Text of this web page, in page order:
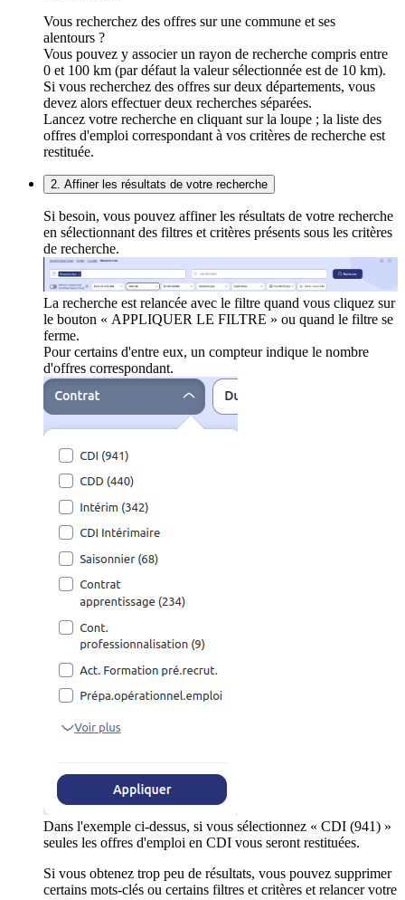
Vous recherchez des offres sur une commune et ses
alentours ?
Vous pouvez y associer un rayon de recherche compris entre
0 et 100 km (par défaut la valeur sélectionnée est de 10 km).
Si vous recherchez des offres sur deux départements, vous
devez alors effectuer deux recherches séparées.
Lancez votre recherche en cliquant sur la loupe ; la liste des
offres d'emploi correspondant à vos critères de recherche est
restituée.
2. Affiner les résultats de votre recherche
Si besoin, vous pouvez affiner les résultats de votre recherche
en sélectionnant des filtres et critères présents sous les critères
de recherche.
La recherche est relancée avec le filtre quand vous cliquez sur
le bouton « APPLIQUER LE FILTRE » ou quand le filtre se
ferme.
Pour certains d'entre eux, un compteur indique le nombre
d'offres correspondant.
Dans l'exemple ci-dessus, si vous sélectionnez « CDI (941) »
seules les offres d'emploi en CDI vous seront restituées.
Si vous obtenez trop peu de résultats, vous pouvez supprimer
certains mots-clés ou certains filtres et critères et relancer votre